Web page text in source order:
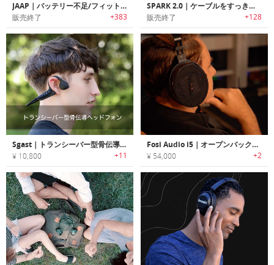
JAAP｜バッテリー不足/フィット感不足の問題を解消したスポーツ用トゥルーワイヤレスイヤホン「ジャープ」
販売終了 +383
SPARK 2.0｜ケーブルをすっきり装着/収納するイヤホンアクセサリー「スパーク2.0」
販売終了 +128
Sgast｜トランシーバー型骨伝導ヘッドフォン「スガスト」
¥ 10,800 +11
Fosi Audio i5｜オープンバックデザイン採用の平面磁界型ヘッドホン
¥ 54,000 +2